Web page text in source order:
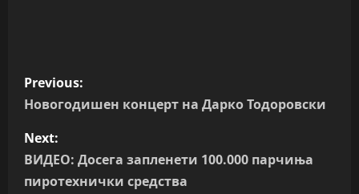
P
o
s
t
Previous:
Новогодишен концерт на Дарко Тодоровски
Next:
ВИДЕО: Досега запленети 100.000 парчиња
пиротехнички средства